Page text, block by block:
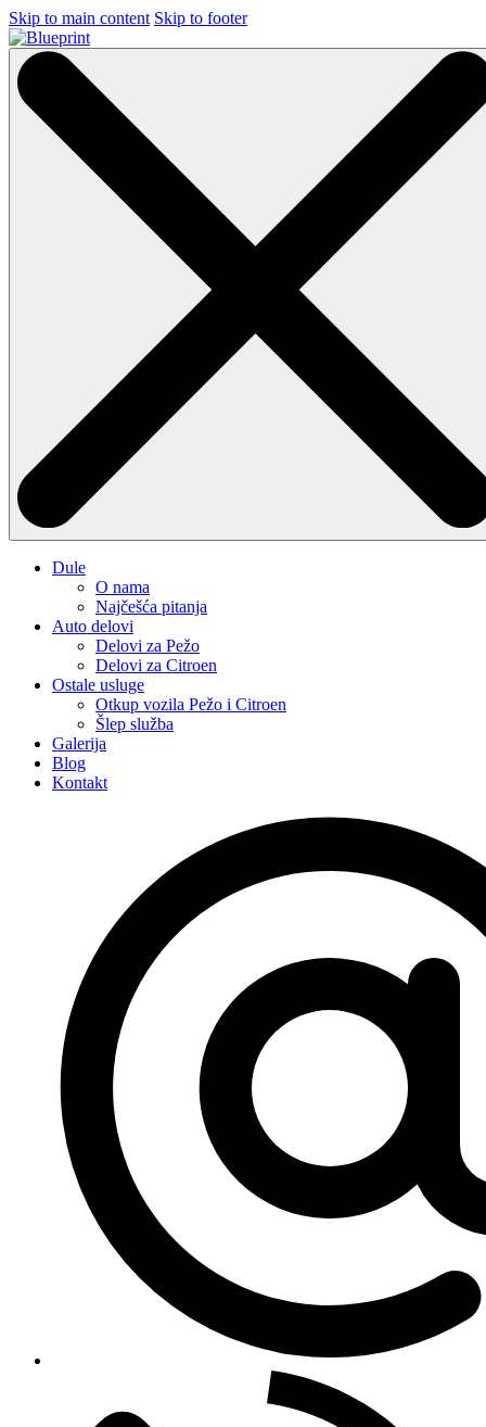
Skip to main content Skip to footer
Dule
O nama
Najčešća pitanja
Auto delovi
Delovi za Pežo
Delovi za Citroen
Ostale usluge
Otkup vozila Pežo i Citroen
Šlep služba
Galerija
Blog
Kontakt